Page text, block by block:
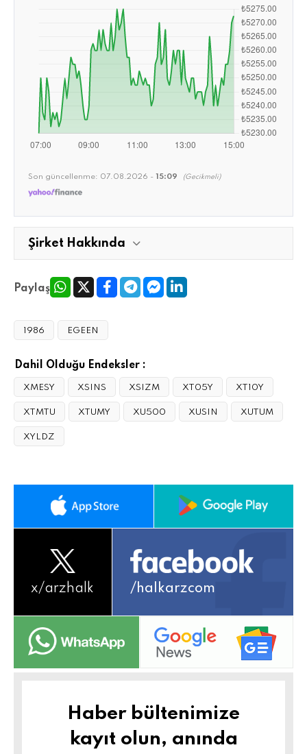
Son güncellenme: 07.08.2026 - 15:09 (Gecikmeli)
Şirket Hakkında
Paylaş
1986 EGEEN
Dahil Olduğu Endeksler :
XMESY XSINS XSIZM XT05Y XT10Y
XTMTU XTUMY XU500 XUSIN XUTUM
XYLDZ
x/arzhalk /halkarzcom
Haber bültenimize
kayıt olun, anında